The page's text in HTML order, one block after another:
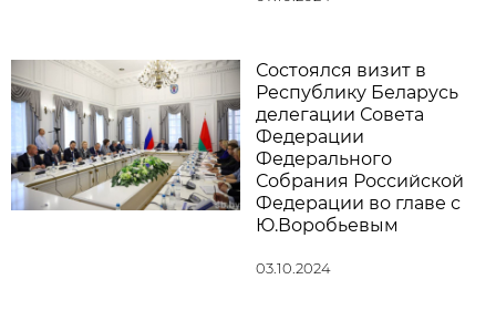
Состоялся визит в
Республику Беларусь
делегации Совета
Федерации
Федерального
Собрания Российской
Федерации во главе с
Ю.Воробьевым
03.10.2024